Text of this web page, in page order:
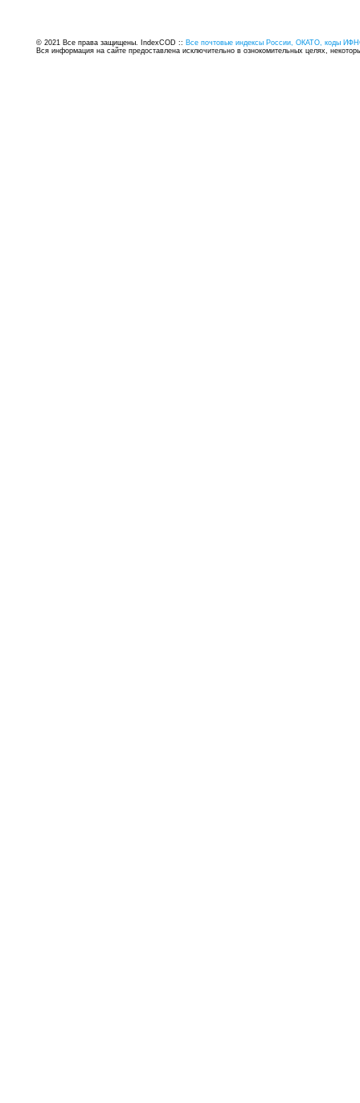
© 2021 Все права защищены. IndexCOD :: Все почтовые индексы России, ОКАТО, коды
Вся информация на сайте предоставлена исключительно в ознокомительных целях,